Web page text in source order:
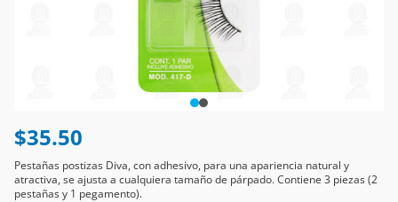
$35.50
Pestañas postizas Diva, con adhesivo, para una apariencia natural y
atractiva, se ajusta a cualquiera tamaño de párpado. Contiene 3 piezas (2
pestañas y 1 pegamento).